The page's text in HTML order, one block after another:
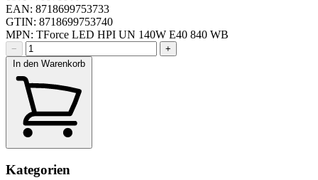
EAN: 8718699753733
GTIN: 8718699753740
MPN: TForce LED HPI UN 140W E40 840 WB
−
+
In den Warenkorb
Kategorien